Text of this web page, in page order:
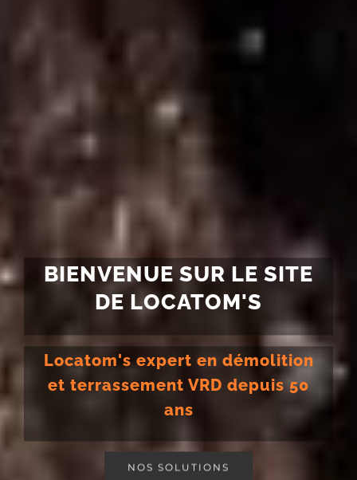
BIENVENUE SUR LE SITE
DE LOCATOM'S
Locatom's expert en démolition
et terrassement VRD depuis 50
ans
NOS SOLUTIONS